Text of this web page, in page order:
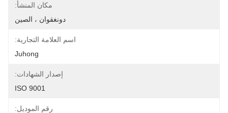
مكان المنشأ:
دونغقوان ، الصين
اسم العلامة التجارية:
Juhong
إصدار الشهادات:
ISO 9001
رقم الموديل: